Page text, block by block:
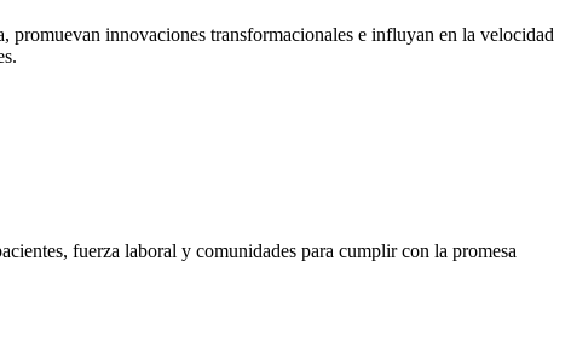
innovaciones transformacionales e influyan en la velocidad
fuerza laboral y comunidades para cumplir con la promesa